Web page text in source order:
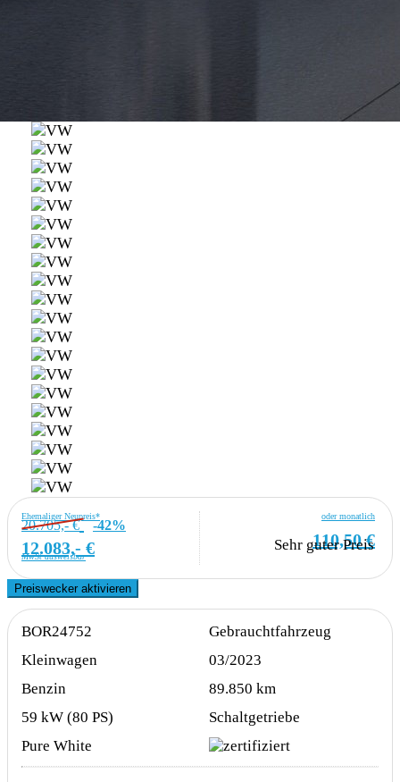
Ehemaliger Neupreis*
20.705,- € -42%
12.083,- €
MwSt ausweisbar
oder monatlich
110,50 €
Sehr guter Preis
Preiswecker aktivieren
BOR24752
Gebrauchtfahrzeug
Kleinwagen
03/2023
Benzin
89.850 km
59 kW (80 PS)
Schaltgetriebe
Pure White